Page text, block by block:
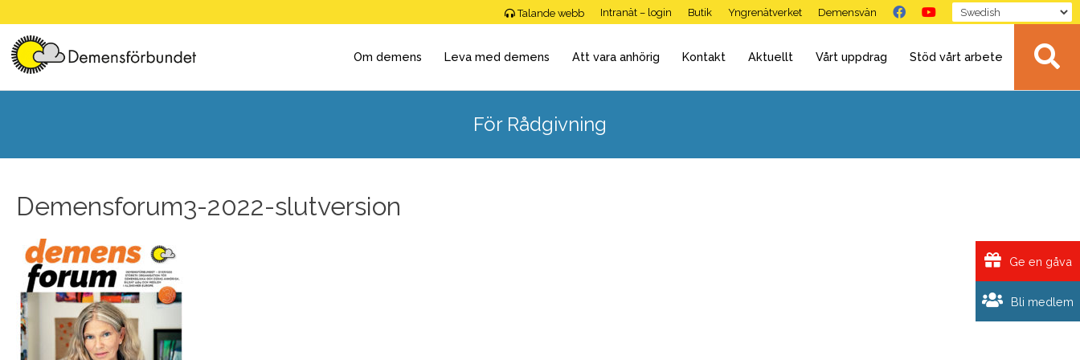
to
content
Talande webb Intranät – login Butik Yngrenätverket Demensvän
Om demens Leva med demens Att vara anhörig Kontakt Aktuellt Vårt uppdrag Stöd vårt arbete
För Rådgivning
Demensforum3-2022-slutversion
Bli medlem
Ge en gåva